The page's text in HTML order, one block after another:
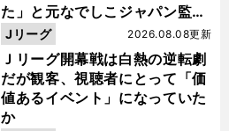
た」と元なでしこジャパン監
督・佐々木則夫
Ｊリーグ開幕戦は白熱の逆転劇
だが観客、視聴者にとって「価
値あるイベント」になっていた
か
2026.08.08更新
Jリーグ